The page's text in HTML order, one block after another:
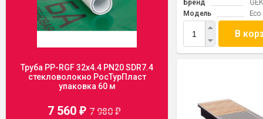
Труба PP-RGF 32x4.4 PN20 SDR7.4
стекловолокно РосТурПласт
упаковка 60 м
7 560₽ 7 980₽
Бренд
Модель
Eco
В